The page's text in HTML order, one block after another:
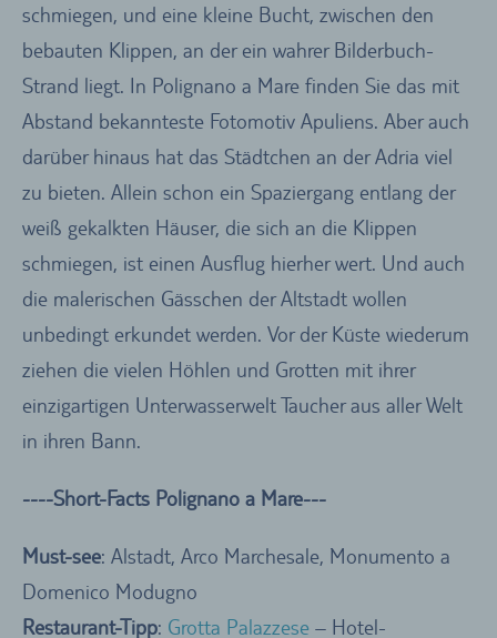
schmiegen, und eine kleine Bucht, zwischen den
bebauten Klippen, an der ein wahrer Bilderbuch-
Strand liegt. In Polignano a Mare finden Sie das mit
Abstand bekannteste Fotomotiv Apuliens. Aber auch
darüber hinaus hat das Städtchen an der Adria viel
zu bieten. Allein schon ein Spaziergang entlang der
weiß gekalkten Häuser, die sich an die Klippen
schmiegen, ist einen Ausflug hierher wert. Und auch
die malerischen Gässchen der Altstadt wollen
unbedingt erkundet werden. Vor der Küste wiederum
ziehen die vielen Höhlen und Grotten mit ihrer
einzigartigen Unterwasserwelt Taucher aus aller Welt
in ihren Bann.
----Short-Facts Polignano a Mare---
Must-see: Alstadt, Arco Marchesale, Monumento a
Domenico Modugno
Restaurant-Tipp: Grotta Palazzese – Hotel-